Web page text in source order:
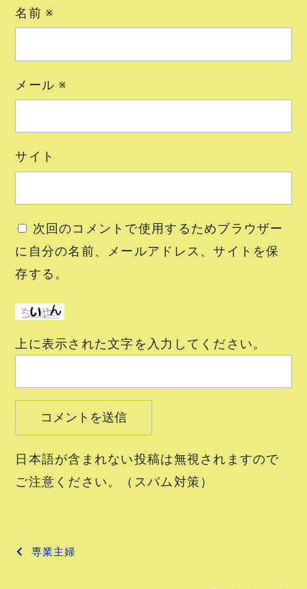
名前 ※
メール ※
サイト
次回のコメントで使用するためブラウザー
に自分の名前、メールアドレス、サイトを保
存する。
上に表示された文字を入力してください。
日本語が含まれない投稿は無視されますので
ご注意ください。（スパム対策）
投
専業主婦